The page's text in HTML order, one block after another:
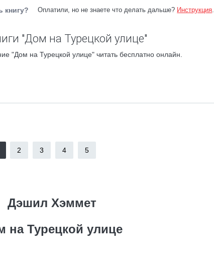
книгу? Оплатили, но не знаете что делать дальше? Инструкция.
"Дом на Турецкой улице"
"Дом на Турецкой улице" читать бесплатно онлайн.
2 3 4 5
Дэшил Хэммет
на Турецкой улице